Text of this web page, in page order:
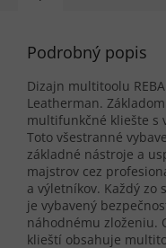
Podrobný popis
Dizajn multitoolu
Leatherman.
multifunkčné kliešte s
Toto všestranné
základné nástroje a
majstrov cez
a výletníkov. Každý
je vybavený
náhodnému zloženiu.
klieští obsahuje